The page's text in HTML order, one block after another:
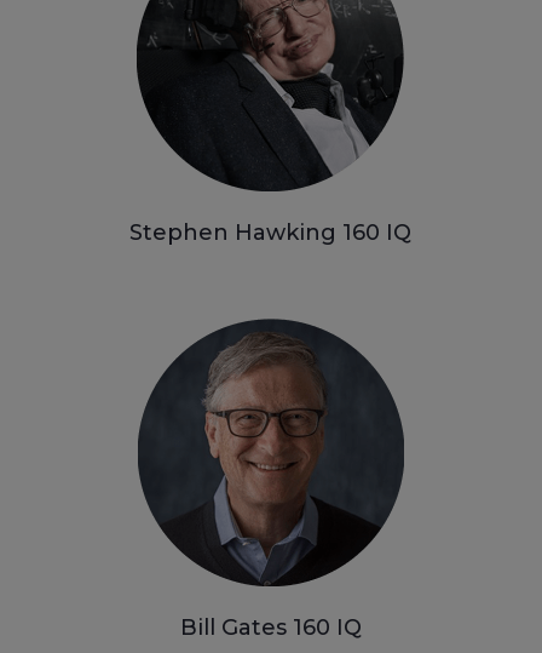
Stephen Hawking 160 IQ
Bill Gates 160 IQ